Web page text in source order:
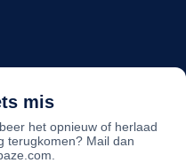
mis
het opnieuw of herlaad
terugkomen? Mail dan